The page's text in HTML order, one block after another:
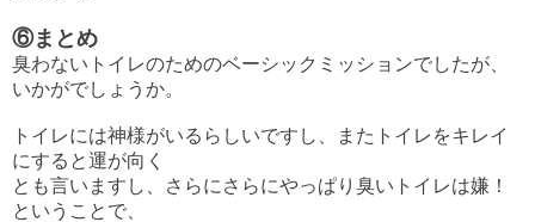
⑥まとめ
臭わないトイレのためのベーシックミッションでしたが、
いかがでしょうか。
トイレには神様がいるらしいですし、またトイレをキレイ
にすると運が向く
とも言いますし、さらにさらにやっぱり臭いトイレは嫌！
ということで、